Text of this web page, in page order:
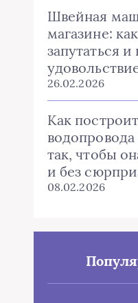
Швейная
магазине:
запутаться
26.02.2026
Как
так, чтобы
и без
08.02.2026